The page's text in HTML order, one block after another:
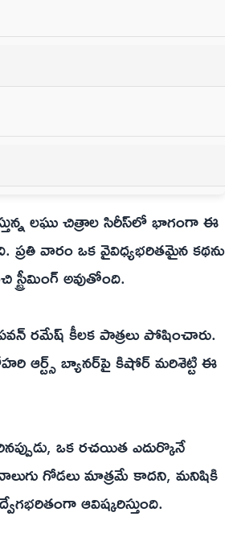
లఘు చిత్రాల సిరీస్‌లో భాగంగా ఈ
ప్రతి వారం ఒక వైవిధ్యభరితమైన కథను
అవుతోంది.
రమేష్ కీలక పాత్రలు పోషించారు.
ఆర్ట్స్ బ్యానర్‌పై కిషోర్ మరిశెట్టి ఈ
ఒక రచయిత ఎదుర్కొనే
గోడలు మాత్రమే కాదని, మనిషికి
ఆవిష్కరిస్తుంది.